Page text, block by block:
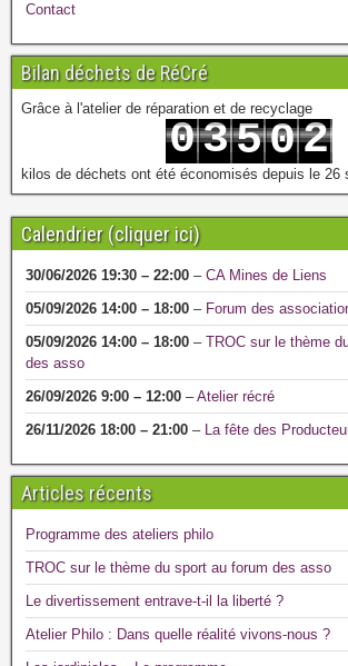
Contact
Bilan déchets de RéCré
Grâce à l'atelier de réparation et de recyclage
0
1
3
4
5
6
0
1
2
3
kilos de déchets ont été économisés depuis le 26
Calendrier (cliquer ici)
30/06/2026 19:30 – 22:00 – CA Mines de Liens
05/09/2026 14:00 – 18:00 – Forum des
05/09/2026 14:00 – 18:00 – TROC sur le thème
des asso
26/09/2026 9:00 – 12:00 –Atelier récré
26/11/2026 18:00 – 21:00 – La fête des
Articles récents
Programme des ateliers philo
TROC sur le thème du sport au forum des asso
Le divertissement entrave-t-il la liberté ?
Atelier Philo : Dans quelle réalité vivons-nous ?